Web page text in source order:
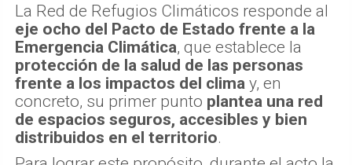
La Red de Refugios Climáticos responde al
eje ocho del Pacto de Estado frente a la
Emergencia Climática, que establece la
protección de la salud de las personas
frente a los impactos del clima y, en
concreto, su primer punto plantea una red
de espacios seguros, accesibles y bien
distribuidos en el territorio.